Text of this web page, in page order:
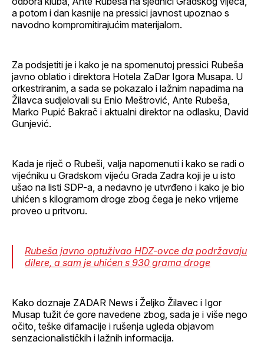
a potom i dan kasnije na pressici javnost upoznao s
navodno kompromitirajućim materijalom.
Za podsjetiti je i kako je na spomenutoj pressici Rubeša
javno oblatio i direktora Hotela ZaDar Igora Musapa. U
orkestriranim, a sada se pokazalo i lažnim napadima na
Žilavca sudjelovali su Enio Meštrović, Ante Rubeša,
Marko Pupić Bakrač i aktualni direktor na odlasku, David
Gunjević.
Kada je riječ o Rubeši, valja napomenuti i kako se radi o
vijećniku u Gradskom vijeću Grada Zadra koji je u isto
ušao na listi SDP-a, a nedavno je utvrđeno i kako je bio
uhićen s kilogramom droge zbog čega je neko vrijeme
proveo u pritvoru.
Rubeša javno optuživao HDZ-ovce da podržavaju
dilere, a sam je uhićen s 930 grama droge
Kako doznaje ZADAR News i Željko Žilavec i Igor
Musap tužit će gore navedene zbog, sada je i više nego
očito, teške difamacije i rušenja ugleda objavom
senzacionalističkih i lažnih informacija.